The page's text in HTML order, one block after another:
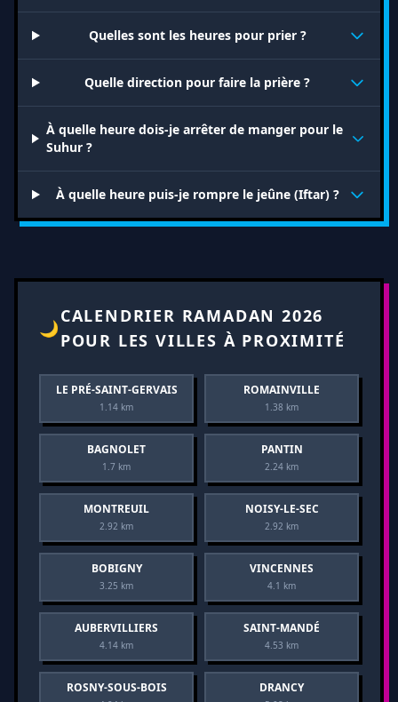
Quelles sont les heures pour prier ?
Quelle direction pour faire la prière ?
À quelle heure dois-je arrêter de manger pour le
Suhur ?
À quelle heure puis-je rompre le jeûne (Iftar) ?
🌙
CALENDRIER RAMADAN 2026
POUR LES VILLES À PROXIMITÉ
LE PRÉ-SAINT-GERVAIS
1.14 km
ROMAINVILLE
1.38 km
BAGNOLET
1.7 km
PANTIN
2.24 km
MONTREUIL
2.92 km
NOISY-LE-SEC
2.92 km
BOBIGNY
3.25 km
VINCENNES
4.1 km
AUBERVILLIERS
4.14 km
SAINT-MANDÉ
4.53 km
ROSNY-SOUS-BOIS DRANCY